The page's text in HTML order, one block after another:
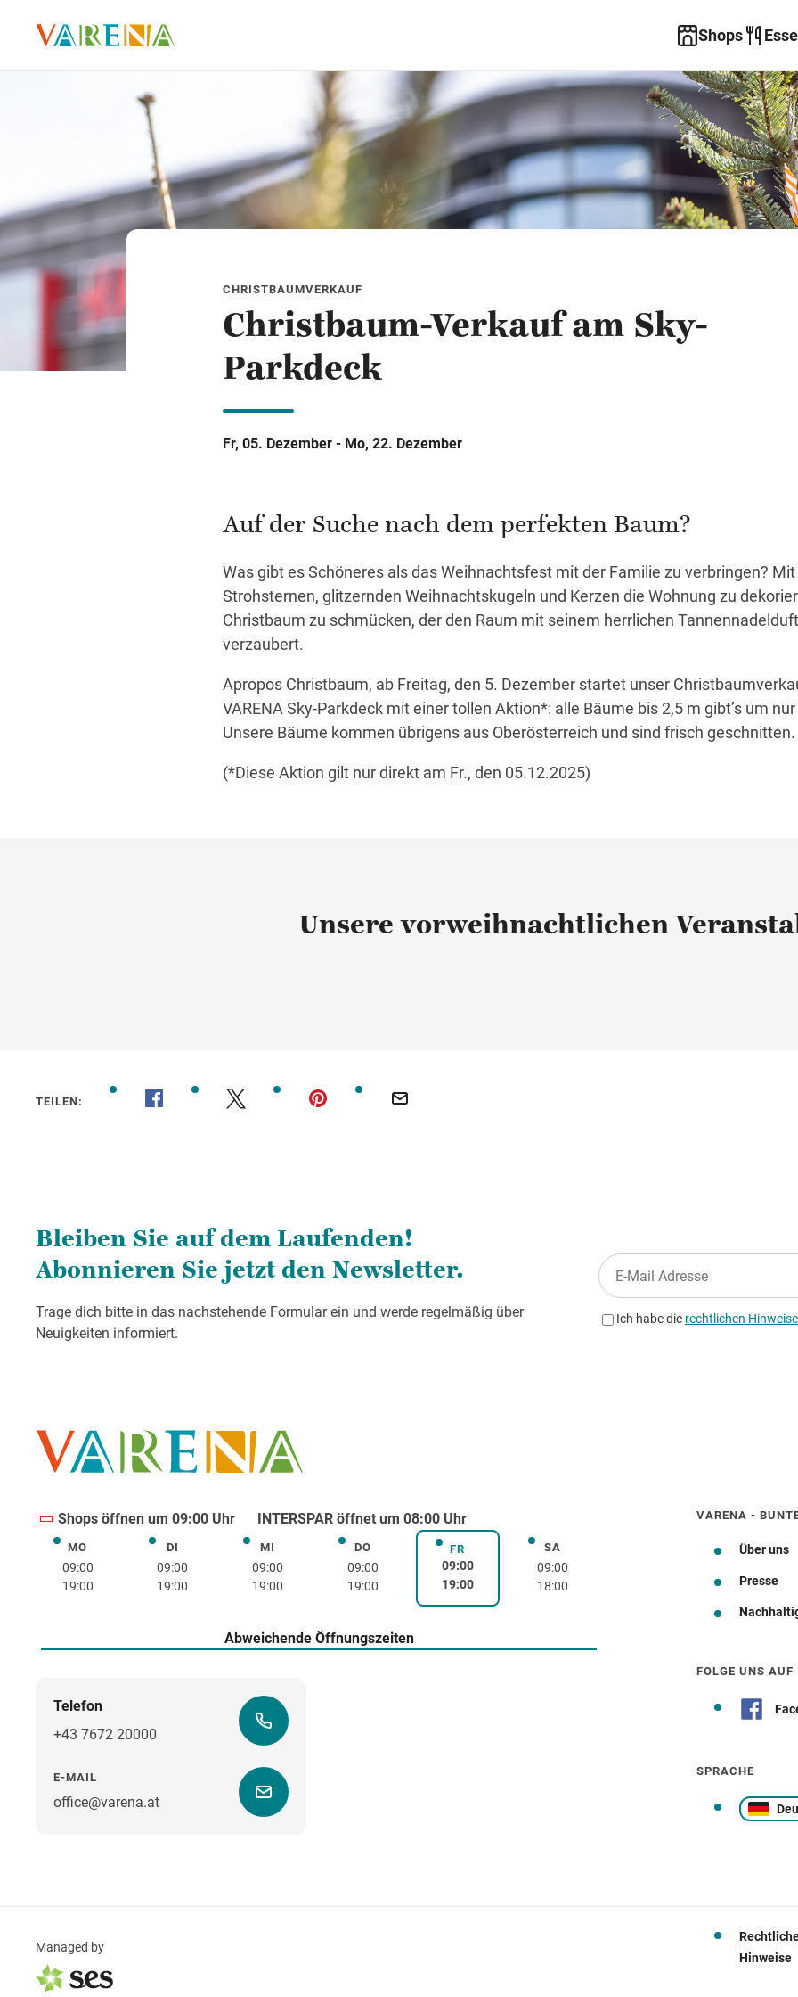
Shops
CHRISTBAUMVERKAUF
Christbaum-Verkauf am Sky-
Parkdeck
Fr, 05. Dezember - Mo, 22. Dezember
Auf der Suche nach dem perfekten Baum?
Was gibt es Schöneres als das Weihnachtsfest mit der Familie zu verbringen? Mit
Strohsternen, glitzernden Weihnachtskugeln und Kerzen die Wohnung zu
Christbaum zu schmücken, der den Raum mit seinem herrlichen Tannennadelduft
verzaubert.
Apropos Christbaum, ab Freitag, den 5. Dezember startet unser
VARENA Sky-Parkdeck mit einer tollen Aktion*: alle Bäume bis 2,5 m gibt’s um nur
Unsere Bäume kommen übrigens aus Oberösterreich und sind frisch geschnitten.
(*Diese Aktion gilt nur direkt am Fr., den 05.12.2025)
Unsere vorweihnachtlichen
TEILEN:
Shops öffnen um 09:00 Uhr INTERSPAR öffnet um 08:00 Uhr
MOMontag
09:00
19:00
DIDienstag
09:00
19:00
MIMittwoch
09:00
19:00
DODonnerstag
09:00
19:00
FRFreitag
09:00
19:00
SASamstag
09:00
18:00
Abweichende Öffnungszeiten
Telefon
+43 7672 20000
E-MAIL
office@varena.at
VARENA -
Über uns
Presse
FOLGE UNS AUF
SPRACHE
Managed by
Hinweise